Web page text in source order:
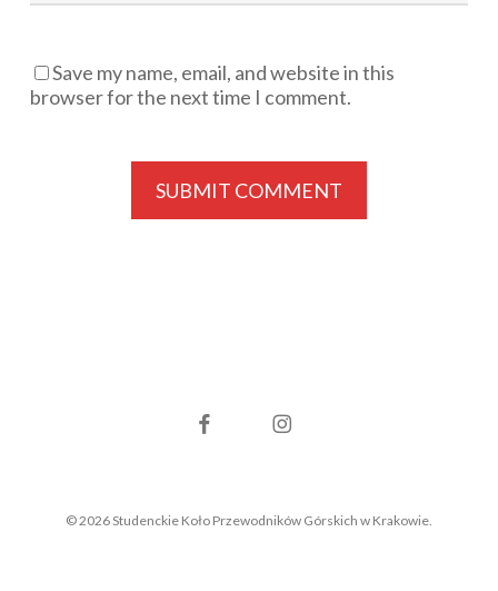
Save my name, email, and website in this
browser for the next time I comment.
© 2026 Studenckie Koło Przewodników Górskich w Krakowie.